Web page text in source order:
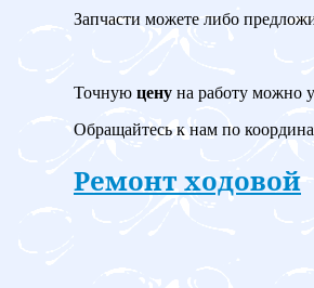
Запчасти можете либо
Точную цену на работу можно
Обращайтесь к нам по
Ремонт ходовой